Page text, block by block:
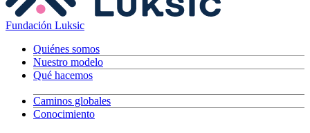
Fundación Luksic
Quiénes somos
Nuestro modelo
Qué hacemos
Caminos globales
Conocimiento